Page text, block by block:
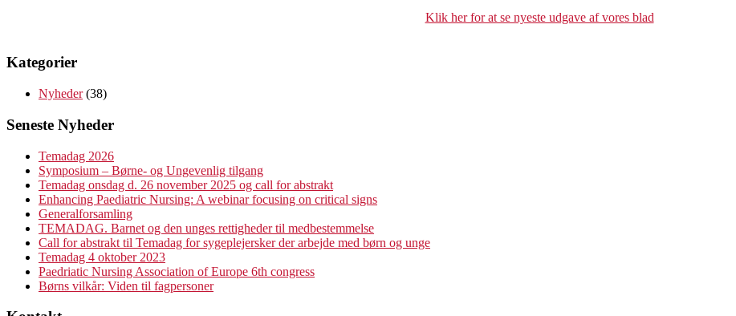
Klik her for at se nyeste udgave af vores blad
Kategorier
Nyheder(38)
Seneste Nyheder
Temadag 2026
Symposium – Børne- og Ungevenlig tilgang
Temadag onsdag d. 26 november 2025 og call for abstrakt
Enhancing Paediatric Nursing: A webinar focusing on critical signs
Generalforsamling
TEMADAG. Barnet og den unges rettigheder til medbestemmelse
Call for abstrakt til Temadag for sygeplejersker der arbejde med børn og unge
Temadag 4 oktober 2023
Paedriatic Nursing Association of Europe 6th congress
Børns vilkår: Viden til fagpersoner